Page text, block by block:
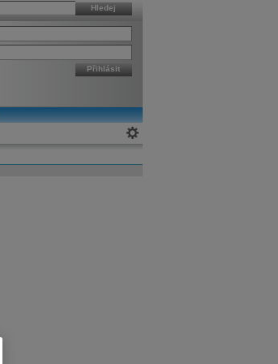
Hledej
Přihlásit